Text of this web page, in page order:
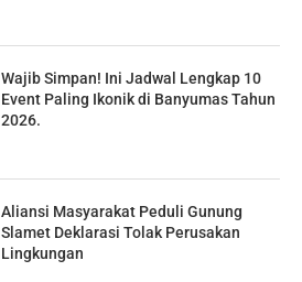
Wajib Simpan! Ini Jadwal Lengkap 10
Event Paling Ikonik di Banyumas Tahun
2026.
Aliansi Masyarakat Peduli Gunung
Slamet Deklarasi Tolak Perusakan
Lingkungan